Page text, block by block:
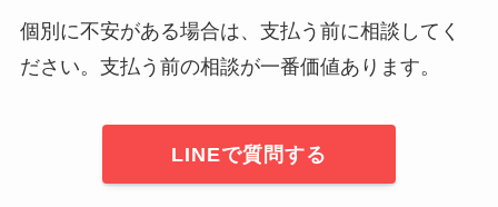
個別に不安がある場合は、支払う前に相談してく
ださい。支払う前の相談が一番価値あります。
LINEで質問する